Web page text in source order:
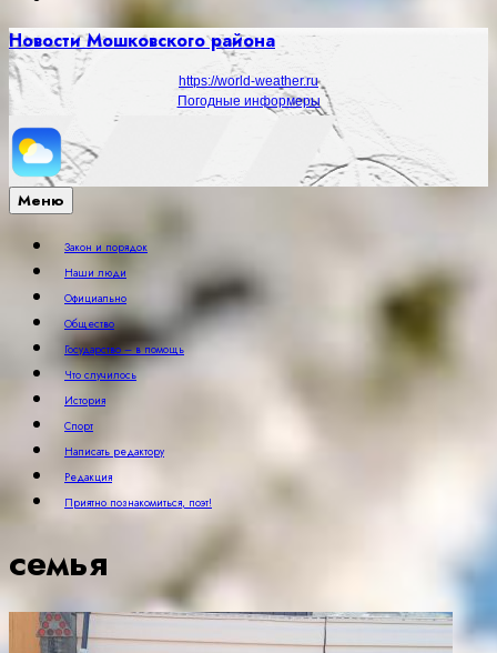
Новости Мошковского района
https://world-weather.ru
Погодные информеры
Меню
Закон и порядок
Наши люди
Официально
Общество
Государство – в помощь
Что случилось
История
Спорт
Написать редактору
Редакция
Приятно познакомиться, поэт!
семья